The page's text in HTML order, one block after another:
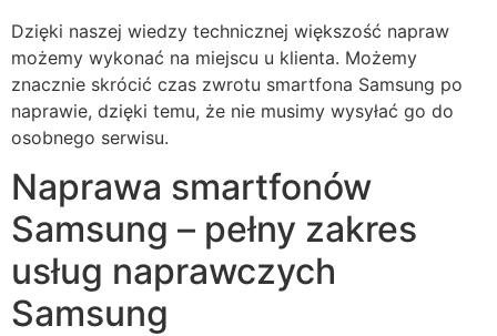
Dzięki naszej wiedzy technicznej większość napraw
możemy wykonać na miejscu u klienta. Możemy
znacznie skrócić czas zwrotu smartfona Samsung po
naprawie, dzięki temu, że nie musimy wysyłać go do
osobnego serwisu.
Naprawa smartfonów
Samsung – pełny zakres
usług naprawczych
Samsung